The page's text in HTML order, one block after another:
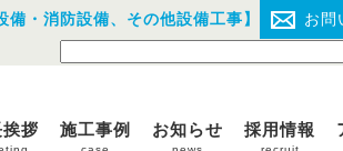
・消防設備、その他設備工事】 お問
拶 施工事例 お知らせ 採用情報